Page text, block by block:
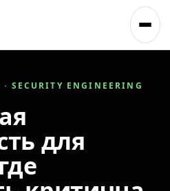
SECURITY ENGINEERING
для